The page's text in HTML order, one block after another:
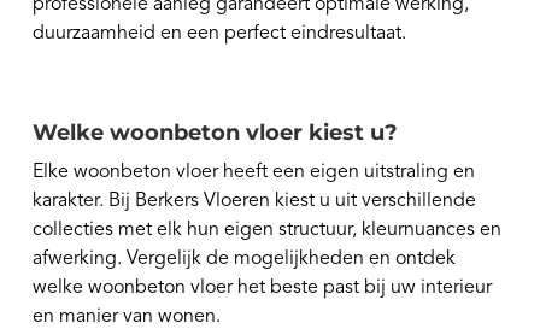
professionele aanleg garandeert optimale werking,
duurzaamheid en een perfect eindresultaat.
Welke woonbeton vloer kiest u?
Elke woonbeton vloer heeft een eigen uitstraling en
karakter. Bij Berkers Vloeren kiest u uit verschillende
collecties met elk hun eigen structuur, kleurnuances en
afwerking. Vergelijk de mogelijkheden en ontdek
welke woonbeton vloer het beste past bij uw interieur
en manier van wonen.